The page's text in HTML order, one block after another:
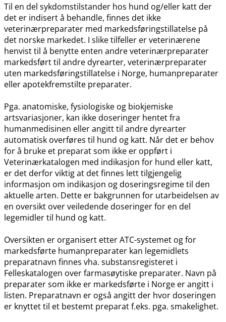
Til en del sykdomstilstander hos hund og​/​eller katt der
det er indisert å behandle, finnes det ikke
veterinærpreparater med markedsføringstillatelse på
det norske markedet. I slike tilfeller er veterinærene
henvist til å benytte enten andre veterinærpreparater
markedsført til andre dyrearter, veterinærpreparater
uten markedsføringstillatelse i Norge, humanpreparater
eller apotekfremstilte preparater.
Pga. anatomiske, fysiologiske og biokjemiske
artsvariasjoner, kan ikke doseringer hentet fra
humanmedisinen eller angitt til andre dyrearter
automatisk overføres til hund og katt. Når det er behov
for å bruke et preparat som ikke er oppført i
Veterinærkatalogen med indikasjon for hund eller katt,
er det derfor viktig at det finnes lett tilgjengelig
informasjon om indikasjon og doseringsregime til den
aktuelle arten. Dette er bakgrunnen for utarbeidelsen av
en oversikt over veiledende doseringer for en del
legemidler til hund og katt.
Oversikten er organisert etter ATC-systemet og for
markedsførte humanpreparater kan legemidlets
preparatnavn finnes vha. substansregisteret i
Felleskatalogen over farmasøytiske preparater. Navn på
preparater som ikke er markedsførte i Norge er angitt i
listen. Preparatnavn er også angitt der hvor doseringen
er knyttet til et bestemt preparat f.eks. pga. smakelighet.